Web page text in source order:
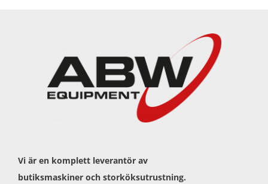
Vi är en komplett leverantör av
butiksmaskiner och storköksutrustning.